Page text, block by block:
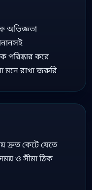
অভিজ্ঞতা
পরিষ্কার করে
মনে রাখা জরুরি
কেটে যেতে
ও সীমা ঠিক